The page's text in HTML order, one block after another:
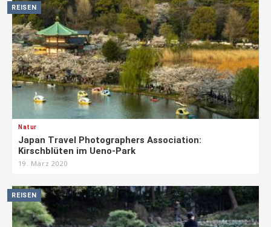
REISEN
Natur
Japan Travel Photographers Association:
Kirschblüten im Ueno-Park
19. März 2020
REISEN